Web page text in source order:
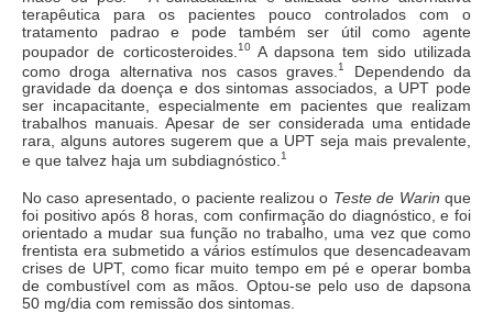
terapêutica para os pacientes pouco controlados com o
tratamento padrao e pode também ser útil como agente
poupador de corticosteroides. 10A dapsona tem sido utilizada
como droga alternativa nos casos graves.1
Dependendo da
gravidade da doença e dos sintomas associados, a UPT pode
ser incapacitante, especialmente em pacientes que realizam
trabalhos manuais. Apesar de ser considerada uma entidade
rara, alguns autores sugerem que a UPT seja mais prevalente,
e que talvez haja um subdiagnóstico. 1
No caso apresentado, o paciente realizou o Teste de Warin que
foi positivo após 8 horas, com confirmação do diagnóstico, e foi
orientado a mudar sua função no trabalho, uma vez que como
frentista era submetido a vários estímulos que desencadeavam
crises de UPT, como ficar muito tempo em pé e operar bomba
de combustível com as mãos. Optou-se pelo uso de dapsona
50 mg/dia com remissão dos sintomas.